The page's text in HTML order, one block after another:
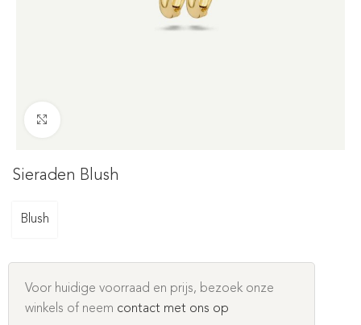
Sieraden Blush
Blush
Voor huidige voorraad en prijs, bezoek onze
winkels of neem contact met ons op